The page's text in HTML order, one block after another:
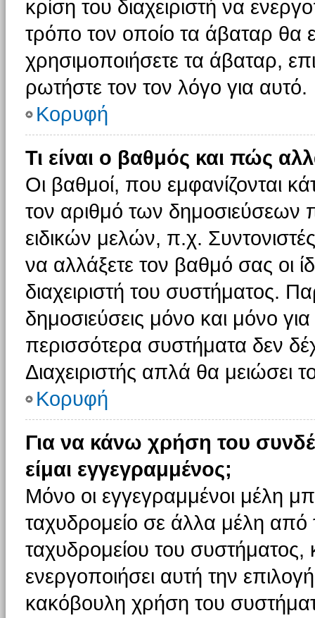
κρίση του διαχειριστή να
τρόπο τον οποίο τα άβαταρ θα
χρησιμοποιήσετε τα άβαταρ,
ρωτήστε τον τον λόγο για αυτό.
Κορυφή
Τι είναι ο βαθμός και πώς
Οι βαθμοί, που εμφανίζονται
τον αριθμό των δημοσιεύσεων
ειδικών μελών, π.χ.
να αλλάξετε τον βαθμό σας οι
διαχειριστή του συστήματος.
δημοσιεύσεις μόνο και μόνο
περισσότερα συστήματα δεν
Διαχειριστής απλά θα μειώσει
Κορυφή
Για να κάνω χρήση του
είμαι εγγεγραμμένος;
Μόνο οι εγγεγραμμένοι μέλη
ταχυδρομείο σε άλλα μέλη
ταχυδρομείου του συστήματος,
ενεργοποιήσει αυτή την
κακόβουλη χρήση του